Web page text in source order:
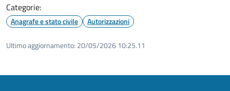
Categorie:
Anagrafe e stato civile Autorizzazioni
Ultimo aggiornamento: 20/05/2026 10:25.11